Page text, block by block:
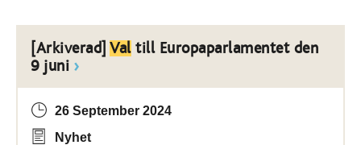
[Arkiverad] Valtill Europaparlamentet den
9 juni
26 September 2024
Nyhet